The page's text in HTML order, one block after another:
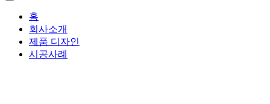
홈
회사소개
제품 디자인
시공사례